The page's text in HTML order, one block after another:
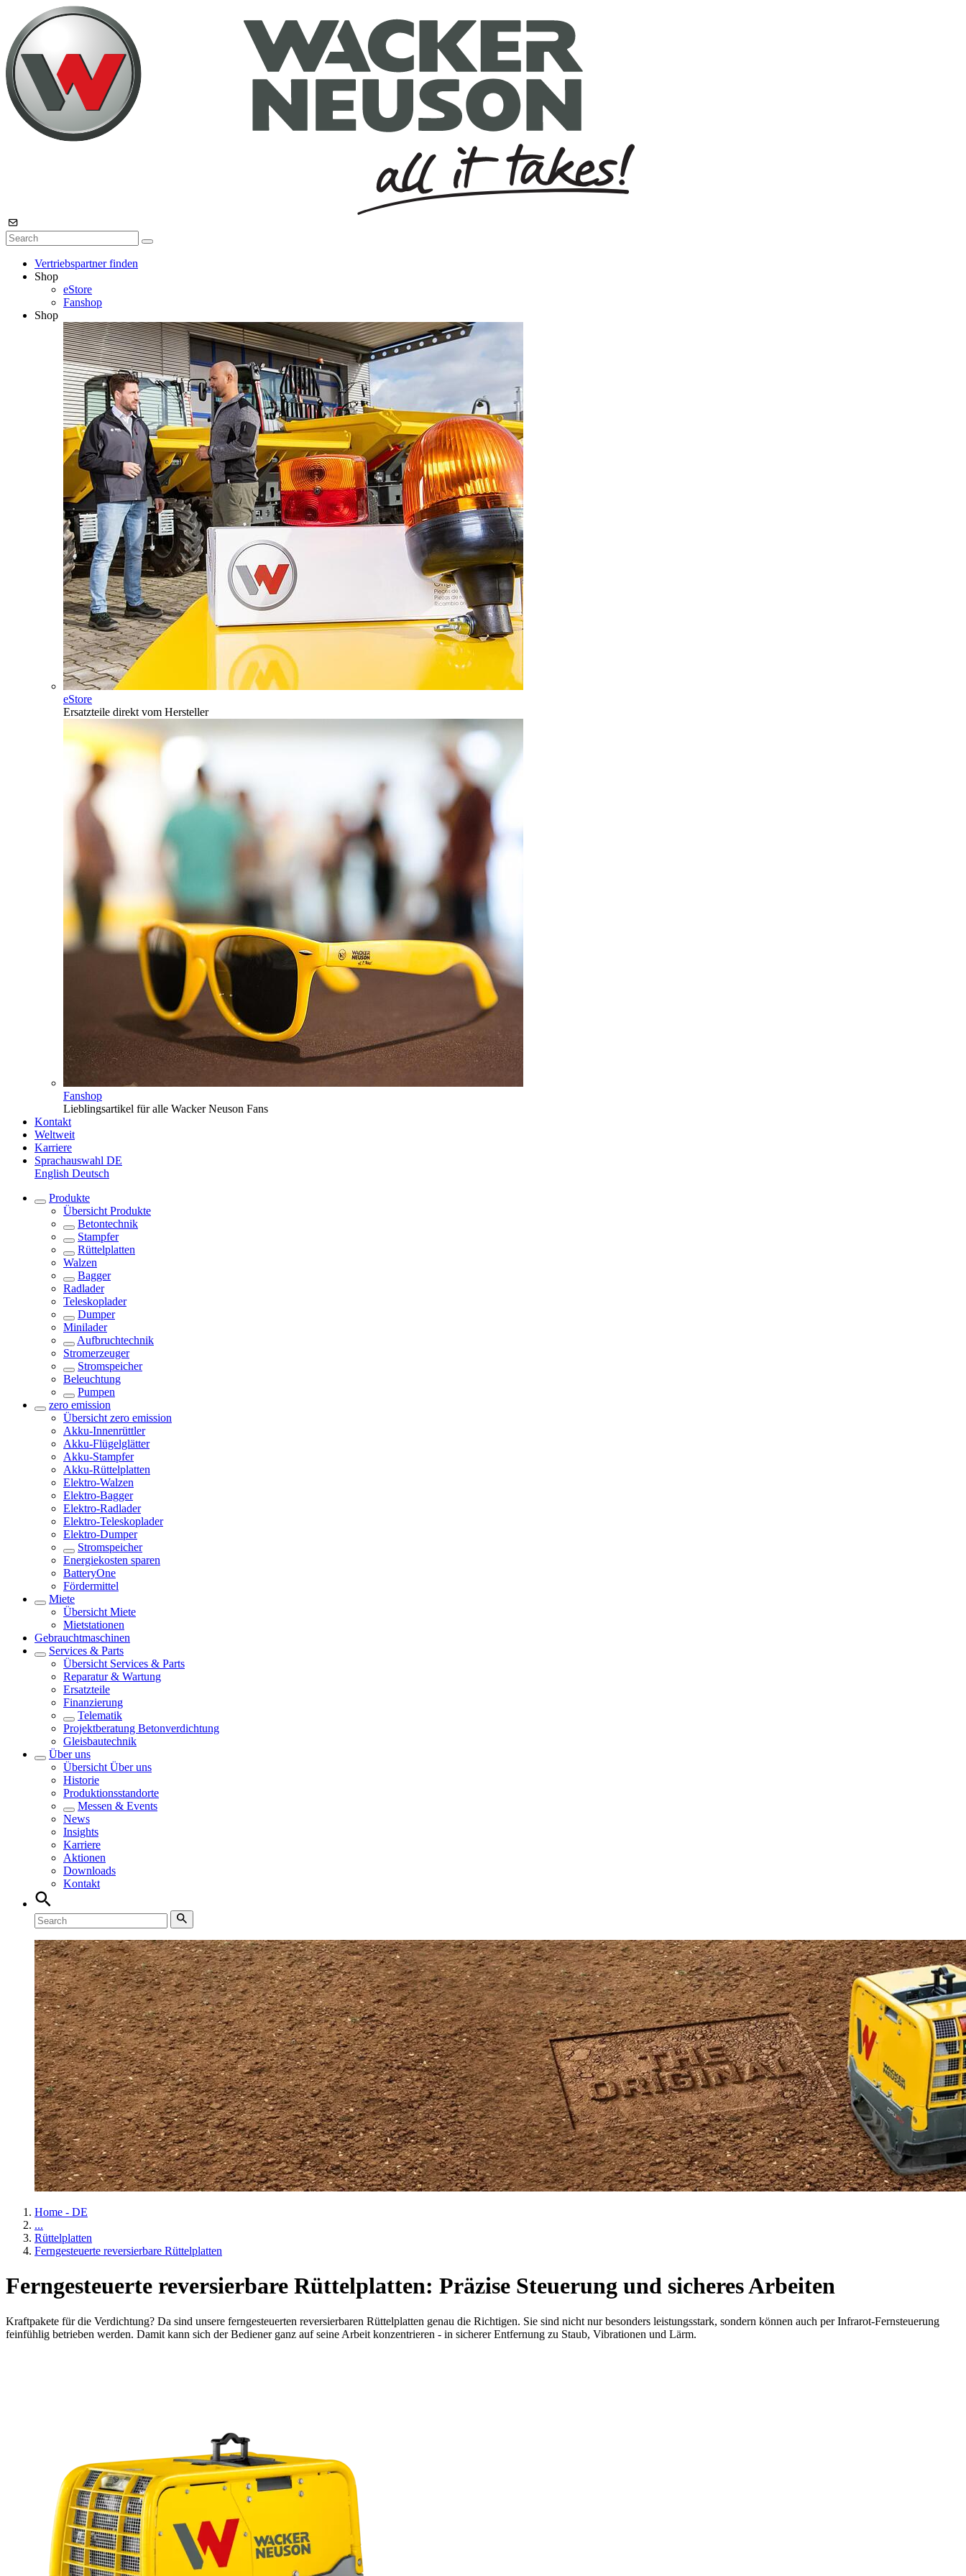
Vertriebspartner finden
Shop
eStore
Fanshop
Shop
eStore
Ersatzteile direkt vom Hersteller
Fanshop
Lieblingsartikel für alle Wacker Neuson Fans
Kontakt
Weltweit
Karriere
Sprachauswahl DE
English Deutsch
Produkte
Übersicht Produkte
Betontechnik
Stampfer
Rüttelplatten
Walzen
Bagger
Radlader
Teleskoplader
Dumper
Minilader
Aufbruchtechnik
Stromerzeuger
Stromspeicher
Beleuchtung
Pumpen
zero emission
Übersicht zero emission
Akku-Innenrüttler
Akku-Flügelglätter
Akku-Stampfer
Akku-Rüttelplatten
Elektro-Walzen
Elektro-Bagger
Elektro-Radlader
Elektro-Teleskoplader
Elektro-Dumper
Stromspeicher
Energiekosten sparen
BatteryOne
Fördermittel
Miete
Übersicht Miete
Mietstationen
Gebrauchtmaschinen
Services & Parts
Übersicht Services & Parts
Reparatur & Wartung
Ersatzteile
Finanzierung
Telematik
Projektberatung Betonverdichtung
Gleisbautechnik
Über uns
Übersicht Über uns
Historie
Produktionsstandorte
Messen & Events
News
Insights
Karriere
Aktionen
Downloads
Kontakt
Home - DE
...
Rüttelplatten
Ferngesteuerte reversierbare Rüttelplatten
Ferngesteuerte reversierbare Rüttelplatten: Präzise Steuerung und sicheres Arbeiten
Kraftpakete für die Verdichtung? Da sind unsere ferngesteuerten reversierbaren Rüttelplatten genau die Richtigen. Sie sind nicht nur besonders leistungsstark, sondern können auch per Infrarot-Fernsteuerung
feinfühlig betrieben werden. Damit kann sich der Bediener ganz auf seine Arbeit konzentrieren - in sicherer Entfernung zu Staub, Vibrationen und Lärm.